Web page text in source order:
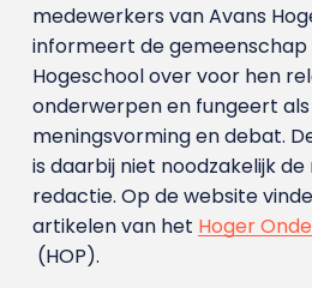
medewerkers van Avans
informeert de gemeenschap
Hogeschool over voor hen
onderwerpen en fungeert
meningsvorming en debat.
is daarbij niet noodzakelijk
redactie. Op de website
artikelen van het Hoger
(HOP).